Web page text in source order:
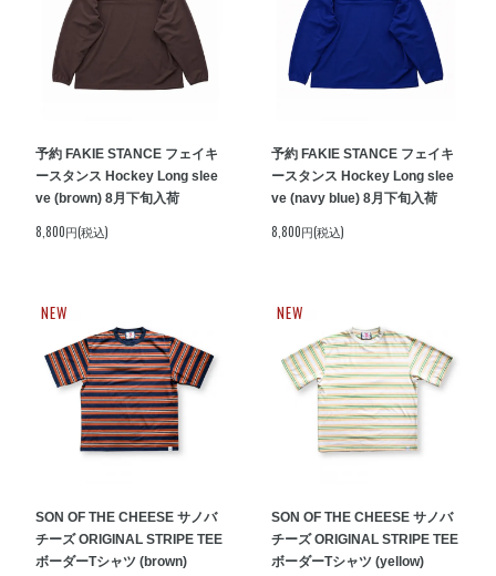
予約 FAKIE STANCE フェイキ
ースタンス Hockey Long slee
ve (brown) 8月下旬入荷
8,800円(税込)
予約 FAKIE STANCE フェイキ
ースタンス Hockey Long slee
ve (navy blue) 8月下旬入荷
8,800円(税込)
NEW
SON OF THE CHEESE サノバ
チーズ ORIGINAL STRIPE TEE
ボーダーTシャツ (brown)
NEW
SON OF THE CHEESE サノバ
チーズ ORIGINAL STRIPE TEE
ボーダーTシャツ (yellow)